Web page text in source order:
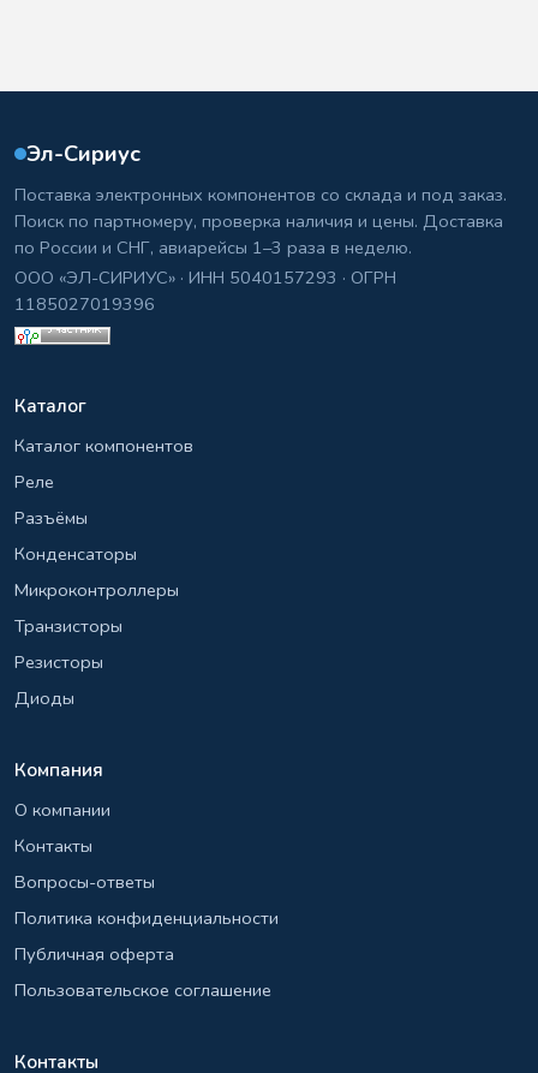
Эл-Сириус
Поставка электронных компонентов со склада и под заказ.
Поиск по партномеру, проверка наличия и цены. Доставка
по России и СНГ, авиарейсы 1–3 раза в неделю.
ООО «ЭЛ-СИРИУС» · ИНН 5040157293 · ОГРН
1185027019396
Каталог
Каталог компонентов
Реле
Разъёмы
Конденсаторы
Микроконтроллеры
Транзисторы
Резисторы
Диоды
Компания
О компании
Контакты
Вопросы-ответы
Политика конфиденциальности
Публичная оферта
Пользовательское соглашение
Контакты